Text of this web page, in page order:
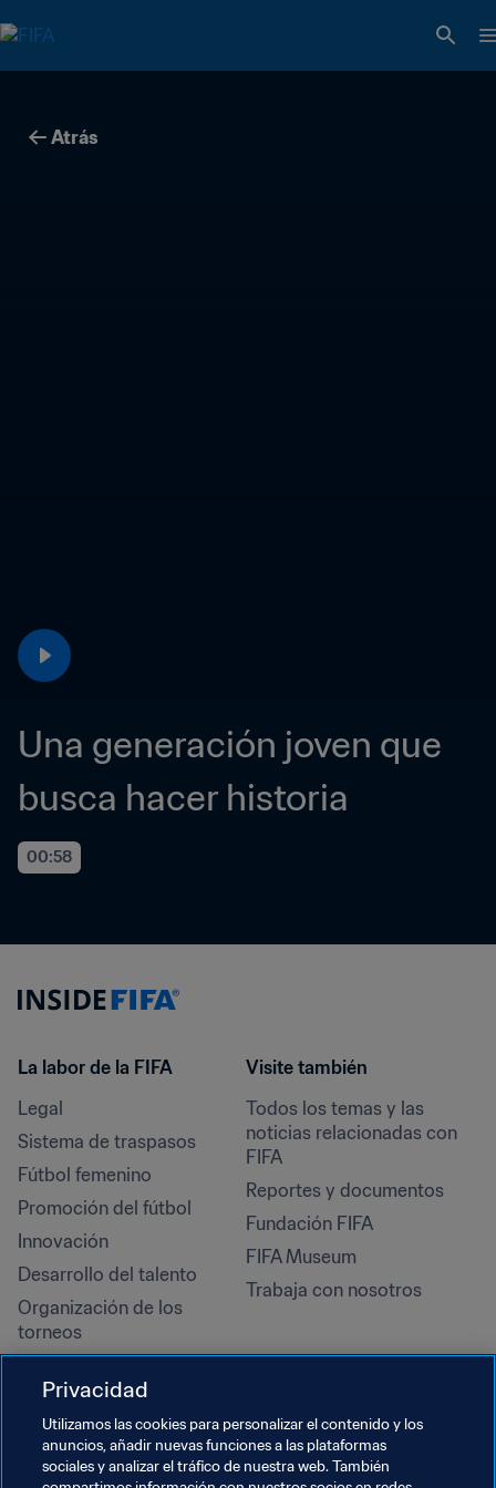
Atrás
Una generación joven que
busca hacer historia
00:58
La labor de la FIFA
Legal
Sistema de traspasos
Fútbol femenino
Promoción del fútbol
Innovación
Desarrollo del talento
Organización de los
torneos
Derechos humanos y lucha
contra la discriminación
Salud y atención médica
Visite también
Todos los temas y las
noticias relacionadas con
FIFA
Reportes y documentos
Fundación FIFA
FIFA Museum
Trabaja con nosotros
Privacidad
Utilizamos las cookies para personalizar el contenido y los
anuncios, añadir nuevas funciones a las plataformas
sociales y analizar el tráfico de nuestra web. También